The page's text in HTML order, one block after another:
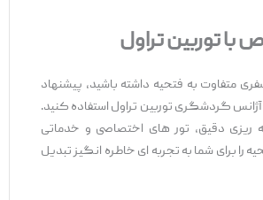
توربین تراول
متفاوت به فتحیه داشته باشید، پیشنهاد
گردشگری توربین تراول استفاده کنید.
‌ریزی دقیق، تور های اختصاصی و خدماتی
را برای شما به تجربه ‌ای خاطره ‌انگیز تبدیل